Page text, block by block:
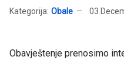
Kategorija: Obale 03
Obavještenje prenosimo